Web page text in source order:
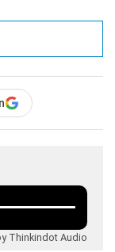
Thinkindot Audio